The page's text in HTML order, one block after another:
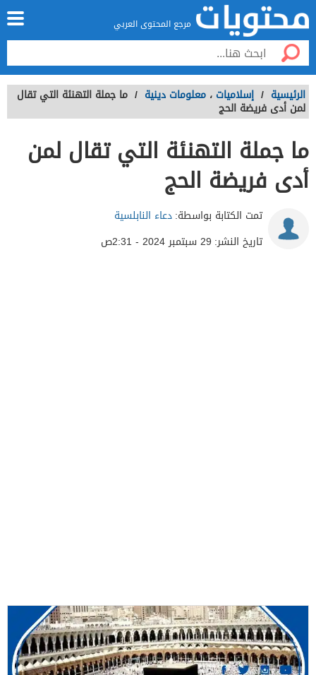
مرجع المحتوى العربي
الرئيسية / إسلاميات ، معلومات دينية / ما جملة التهنئة التي تقال
لمن أدى فريضة الحج
ما جملة التهنئة التي تقال لمن
أدى فريضة الحج
تمت الكتابة بواسطة:دعاء النابلسية
تاريخ النشر: 29 سبتمبر 2024 - 2:31ص